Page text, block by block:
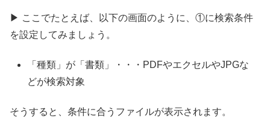
▶ ここでたとえば、以下の画面のように、①に検索条件
を設定してみましょう。
「種類」が「書類」・・・PDFやエクセルやJPGな
どが検索対象
そうすると、条件に合うファイルが表示されます。